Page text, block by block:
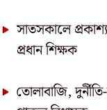
সাতসকালে
প্রধান শিক্ষক
তোলাবাজি,